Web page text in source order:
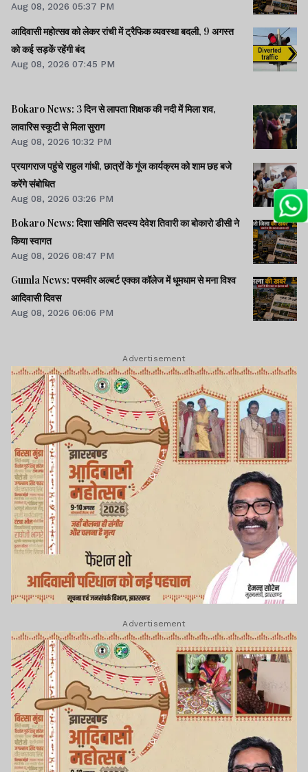
Aug 08, 2026 05:37 PM
आदिवासी महोत्सव को लेकर रांची में ट्रैफिक व्यवस्था बदली, 9 अगस्त
को कई सड़कें रहेंगी बंद
Aug 08, 2026 07:45 PM
Bokaro News: 3 दिन से लापता शिक्षक की नदी में मिला शव,
लावारिस स्कूटी से मिला सुराग
Aug 08, 2026 10:32 PM
प्रयागराज पहुंचे राहुल गांधी, छात्रों के गूंज कार्यक्रम को शाम छह बजे
करेंगे संबोधित
Aug 08, 2026 03:26 PM
Bokaro News: दिशा समिति सदस्य देवेश तिवारी का बोकारो डीसी ने
किया स्वागत
Aug 08, 2026 08:47 PM
Gumla News: परमवीर अल्बर्ट एक्का कॉलेज में धूमधाम से मना विश्व
आदिवासी दिवस
Aug 08, 2026 06:06 PM
Advertisement
Advertisement